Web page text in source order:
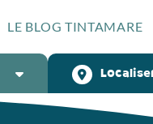
LE BLOG TINTAMARE